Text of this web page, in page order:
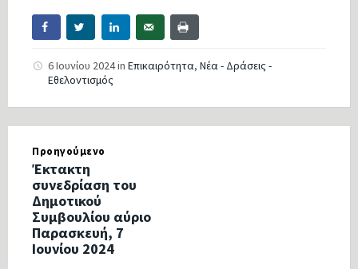
6 Ιουνίου 2024in Επικαιρότητα, Νέα - Δράσεις -
Εθελοντισμός
Προηγούμενο
Έκτακτη
συνεδρίαση του
Δημοτικού
Συμβουλίου αύριο
Παρασκευή, 7
Ιουνίου 2024